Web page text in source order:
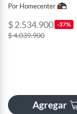
Por Homecenter
$ 2.534.900 -37%
$ 4.039.900
Agregar